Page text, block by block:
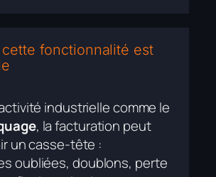
cette fonctionnalité est
industrielle comme le
, la facturation peut
un casse-tête :
oubliées, doublons, perte